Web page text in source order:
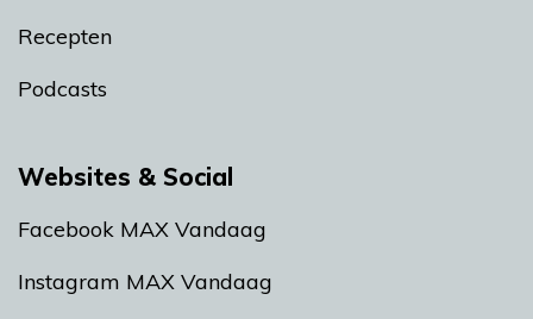
Recepten
Podcasts
Websites & Social
Facebook MAX Vandaag
Instagram MAX Vandaag